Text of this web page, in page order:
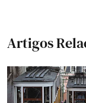
Artigos